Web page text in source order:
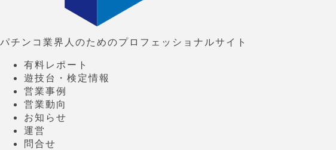
パチンコ業界人のためのプロフェッショナルサイト
有料レポート
遊技台・検定情報
営業事例
営業動向
お知らせ
運営
問合せ